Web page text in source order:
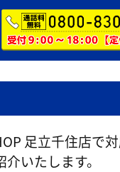
足立千住店で
いたします。